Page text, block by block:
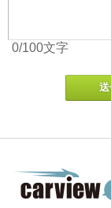
0/100文字